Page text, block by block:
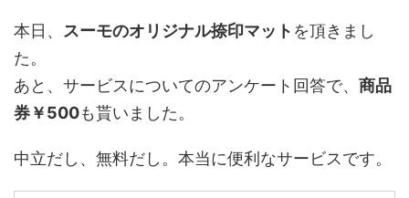
本日、 スーモのオリジナル捺印マット を頂きまし
た。
あと、サービスについてのアンケート回答で、 商品
券￥500も貰いました。
中立だし、無料だし。本当に便利なサービスです。